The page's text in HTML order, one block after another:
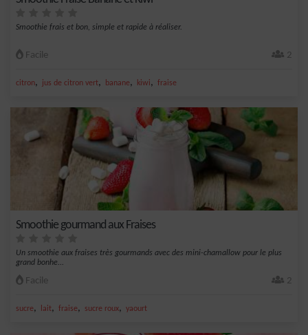
Smoothie frais et bon, simple et rapide à réaliser.
Facile 2
citron, jus de citron vert, banane, kiwi, fraise
Smoothie gourmand aux Fraises
Un smoothie aux fraises très gourmands avec des mini-chamallow pour le plus
grand bonhe...
Facile 2
sucre, lait, fraise, sucre roux, yaourt